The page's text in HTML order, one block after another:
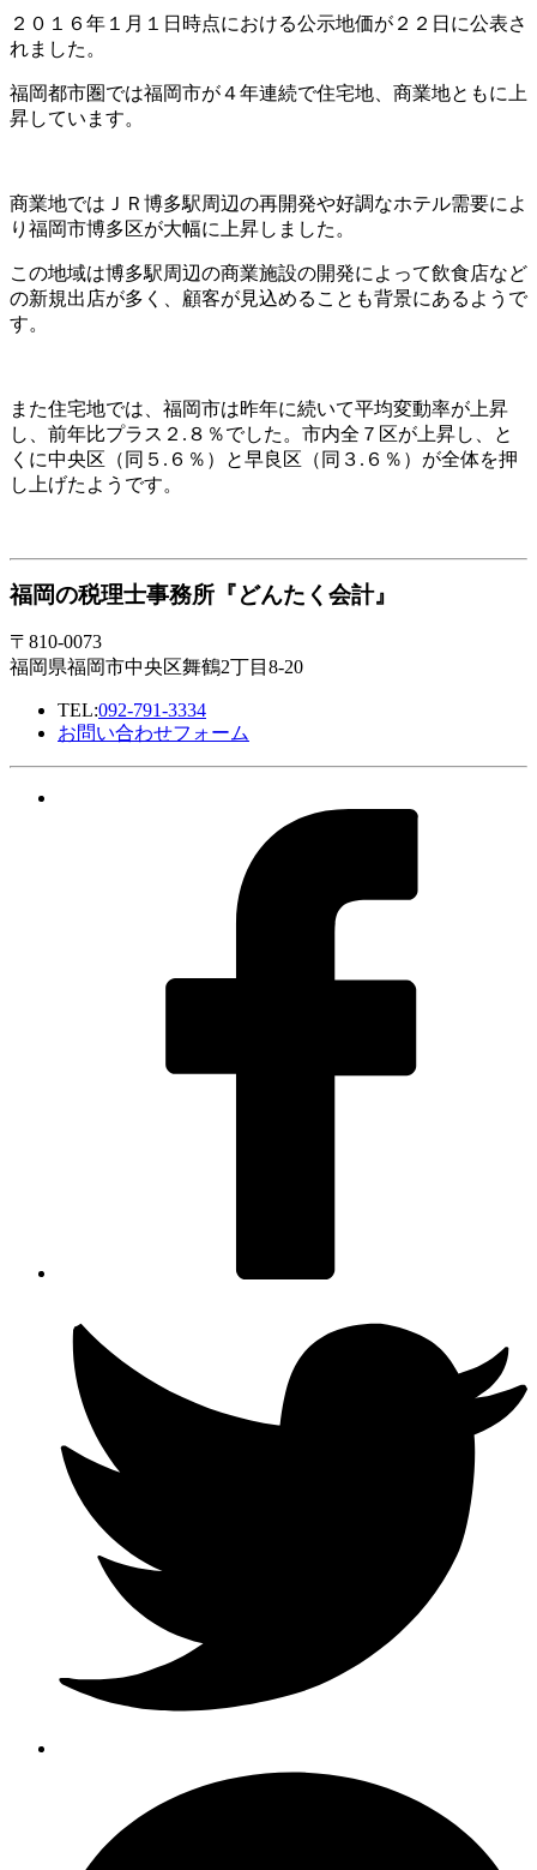
２０１６年１月１日時点における公示地価が２２日に公表さ
れました。
福岡都市圏では福岡市が４年連続で住宅地、商業地ともに上
昇しています。
商業地ではＪＲ博多駅周辺の再開発や好調なホテル需要によ
り福岡市博多区が大幅に上昇しました。
この地域は博多駅周辺の商業施設の開発によって飲食店など
の新規出店が多く、顧客が見込めることも背景にあるようで
す。
また住宅地では、福岡市は昨年に続いて平均変動率が上昇
し、前年比プラス２.８％でした。市内全７区が上昇し、と
くに中央区（同５.６％）と早良区（同３.６％）が全体を押
し上げたようです。
福岡の税理士事務所『どんたく会計』
〒810-0073
福岡県福岡市中央区舞鶴2丁目8-20
TEL:092-791-3334
お問い合わせフォーム